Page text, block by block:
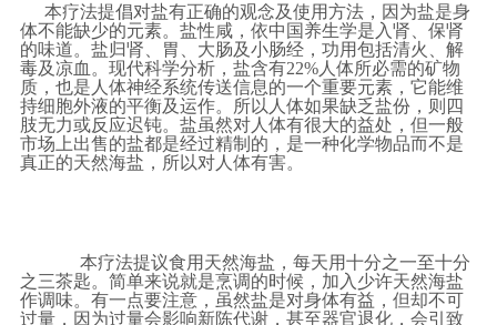
本疗法提倡对盐有正确的观念及使用方法，因为盐是身
体不能缺少的元素。盐性咸，依中国养生学是入肾、保肾
的味道。盐归肾、胃、大肠及小肠经，功用包括清火、解
毒及凉血。现代科学分析，盐含有22%人体所必需的矿物
质，也是人体神经系统传送信息的一个重要元素，它能维
持细胞外液的平衡及运作。所以人体如果缺乏盐份，则四
肢无力或反应迟钝。盐虽然对人体有很大的益处，但一般
市场上出售的盐都是经过精制的，是一种化学物品而不是
真正的天然海盐，所以对人体有害。
本疗法提议食用天然海盐，每天用十分之一至十分
之三茶匙。简单来说就是烹调的时候，加入少许天然海盐
作调味。有一点要注意，虽然盐是对身体有益，但却不可
过量，因为过量会影响新陈代谢，甚至器官退化，会引致